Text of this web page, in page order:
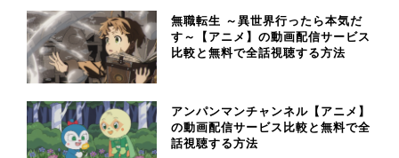
無職転生 ～異世界行ったら本気だ
す～【アニメ】の動画配信サービス
比較と無料で全話視聴する方法
アンパンマンチャンネル【アニメ】
の動画配信サービス比較と無料で全
話視聴する方法